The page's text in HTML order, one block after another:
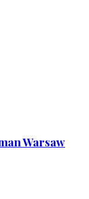
Warsaw